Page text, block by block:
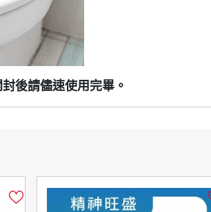
後請儘速使用完畢。